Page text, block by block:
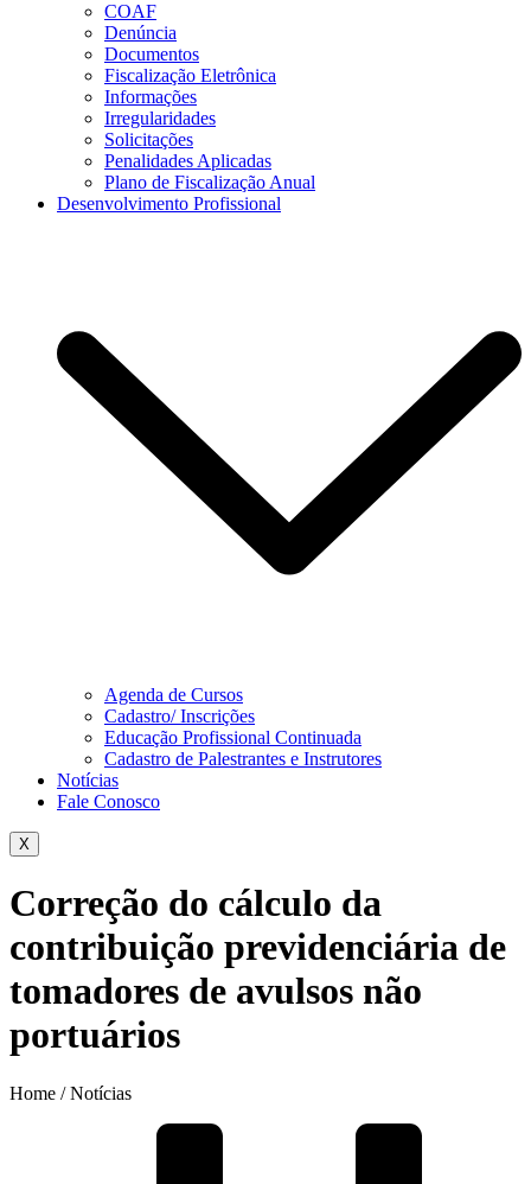
COAF
Denúncia
Documentos
Fiscalização Eletrônica
Informações
Irregularidades
Solicitações
Penalidades Aplicadas
Plano de Fiscalização Anual
Desenvolvimento Profissional
Agenda de Cursos
Cadastro/ Inscrições
Educação Profissional Continuada
Cadastro de Palestrantes e Instrutores
Notícias
Fale Conosco
X
Correção do cálculo da
contribuição previdenciária de
tomadores de avulsos não
portuários
Home / Notícias